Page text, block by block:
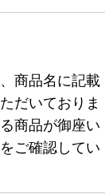
商品名に記載
だいておりま
商品が御座い
ご確認してい